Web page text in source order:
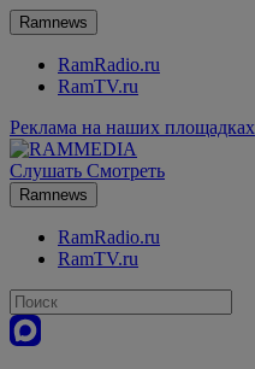
Ramnews
RamRadio.ru
RamTV.ru
Реклама на наших площадках
Слушать Смотреть
Ramnews
RamRadio.ru
RamTV.ru